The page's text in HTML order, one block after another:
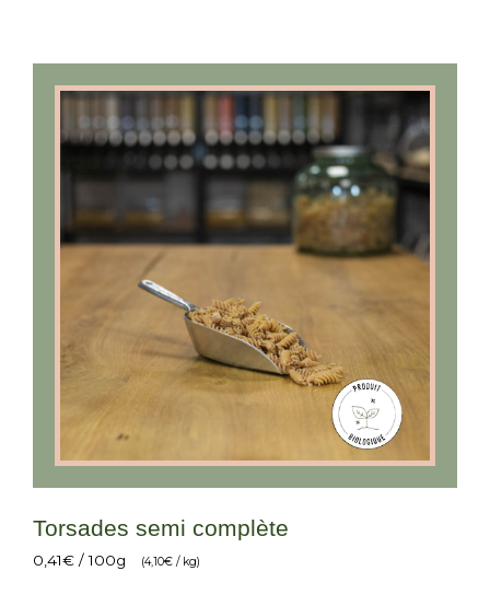
Torsades semi complète
0,41€ / 100g (4,10€ / kg)